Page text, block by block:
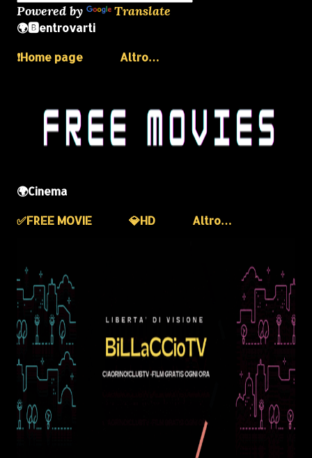
Powered by Translate
🌍🅱️entrovarti
❗️Home page
Altro…
🌍Cinema
✅️FREE MOVIE
💎HD Altro…